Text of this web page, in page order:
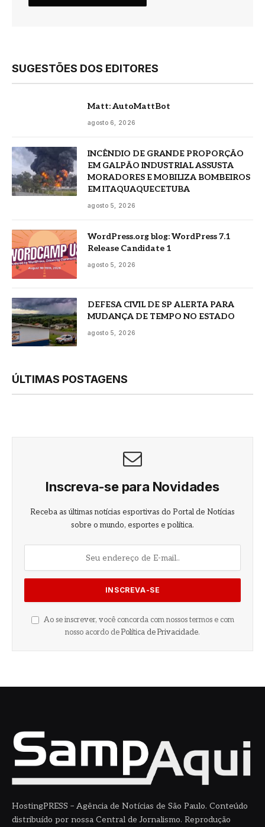
SUGESTÕES DOS EDITORES
Matt: AutoMattBot
agosto 6, 2026
INCÊNDIO DE GRANDE PROPORÇÃO
EM GALPÃO INDUSTRIAL ASSUSTA
MORADORES E MOBILIZA BOMBEIROS
EM ITAQUAQUECETUBA
agosto 5, 2026
WordPress.org blog: WordPress 7.1
Release Candidate 1
agosto 5, 2026
DEFESA CIVIL DE SP ALERTA PARA
MUDANÇA DE TEMPO NO ESTADO
agosto 5, 2026
ÚLTIMAS POSTAGENS
Inscreva-se para Novidades
Receba as últimas notícias esportivas do Portal de Notícias
sobre o mundo, esportes e política.
Ao se inscrever, você concorda com nossos termos e com
nosso acordo de Política de Privacidade.
HostingPRESS – Agência de Notícias de São Paulo. Conteúdo
distribuído por nossa Central de Jornalismo. Reprodução